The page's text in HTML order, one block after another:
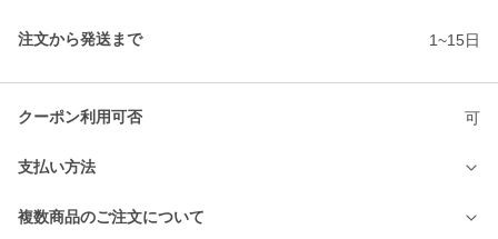
注文から発送まで 1~15日
クーポン利用可否 可
支払い方法
複数商品のご注文について